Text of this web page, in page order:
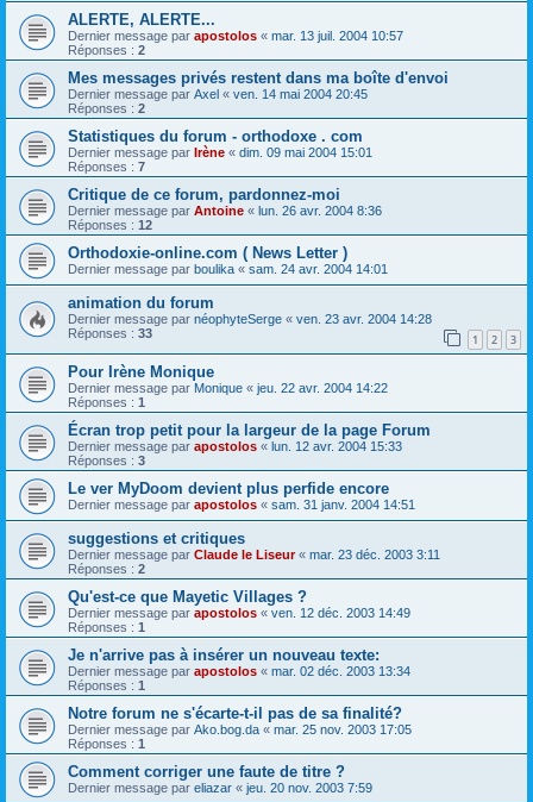
ALERTE, ALERTE...
Dernier message par apostolos « mar. 13 juil. 2004 10:57
Réponses : 2
Mes messages privés restent dans ma boîte d'envoi
Dernier message par Axel « ven. 14 mai 2004 20:45
Réponses : 2
Statistiques du forum - orthodoxe . com
Dernier message par Irène « dim. 09 mai 2004 15:01
Réponses : 7
Critique de ce forum, pardonnez-moi
Dernier message par Antoine « lun. 26 avr. 2004 8:36
Réponses : 12
Orthodoxie-online.com ( News Letter )
Dernier message par boulika « sam. 24 avr. 2004 14:01
animation du forum
Dernier message par néophyteSerge « ven. 23 avr. 2004 14:28
Réponses : 33 1 2 3
Pour Irène Monique
Dernier message par Monique « jeu. 22 avr. 2004 14:22
Réponses : 1
Écran trop petit pour la largeur de la page Forum
Dernier message par apostolos « lun. 12 avr. 2004 15:33
Réponses : 3
Le ver MyDoom devient plus perfide encore
Dernier message par apostolos « sam. 31 janv. 2004 14:51
suggestions et critiques
Dernier message par Claude le Liseur« mar. 23 déc. 2003 3:11
Réponses : 2
Qu'est-ce que Mayetic Villages ?
Dernier message par apostolos « ven. 12 déc. 2003 14:49
Réponses : 1
Je n'arrive pas à insérer un nouveau texte:
Dernier message par apostolos « mar. 02 déc. 2003 13:34
Réponses : 1
Notre forum ne s'écarte-t-il pas de sa finalité?
Dernier message par Ako.bog.da « mar. 25 nov. 2003 17:05
Réponses : 1
Comment corriger une faute de titre ?
Dernier message par eliazar « jeu. 20 nov. 2003 7:59